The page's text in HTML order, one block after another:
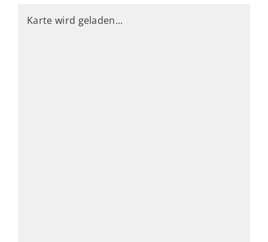
Karte wird geladen...